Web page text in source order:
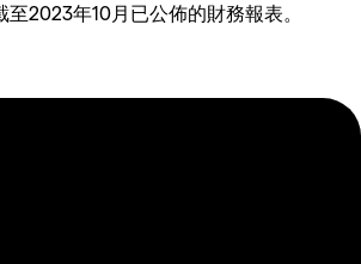
2023年10月已公佈的財務報表。